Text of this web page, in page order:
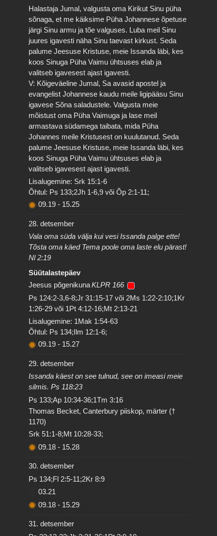
Halastaja Jumal, valgusta oma Kirikut Sinu püha
sõnaga, et me käiksime Püha Johannese õpetuse
järgi Sinu armu ja tõe valguses. Luba meil Sinu
juures igavesti näha Sinu taevast kirkust. Seda
palume Jeesuse Kristuse, meie Issanda läbi, kes
koos Sinuga Püha Vaimu ühtsuses elab ja
valitseb igavesest ajast igavesti.
V: Kõigeväeline Jumal, Sa avasid apostel ja
evangelist Johannese kaudu meile ligipääsu Sinu
igavese Sõna saladustele. Valgusta meie
mõistust oma Püha Vaimuga ja lase meil
armastava südamega taibata, mida Püha
Johannes meile Kristusest on kuulutanud. Seda
palume Jeesuse Kristuse, meie Issanda läbi, kes
koos Sinuga Püha Vaimu ühtsuses elab ja
valitseb igavesest ajast igavesti.
Lisalugemine: Srk 15:1-6
Õhtul: Ps 133;2Jh 1-6,9 või Õp 2:1-11;
09.19 - 15.25
28. detsember
Vala oma süda välja kui vesi Issanda palge ette!
Tõsta oma käed Tema poole oma laste elu pärast!
Nl 2:19
Süütalastepäev
Jeesus põgenikunaKLPR 166
Ps 124:2-3,6-8;Jr 31:15-17 või 2Ms 1:22-2:10;1Kr
1:26-29 või 1Pt 4:12-16;Mt 2:13-21
Lisalugemine: 1Mak 1:54-63
Õhtul: Ps 134;Ilm 12:1-6;
09.19 - 15.27
29. detsember
Issanda käest on see tulnud, see on imeasi meie
silmis. Ps 118:23
Ps 133;Ap 10:34-36;1Tm 3:16
Thomas Becket, Canterbury piiskop, märter (†
1170)
Srk 51:1-8;Mt 10:28-33;
09.18 - 15.28
30. detsember
Ps 134;Fl 2:5-11;2Kr 8:9
03.21
09.18 - 15.29
31. detsember